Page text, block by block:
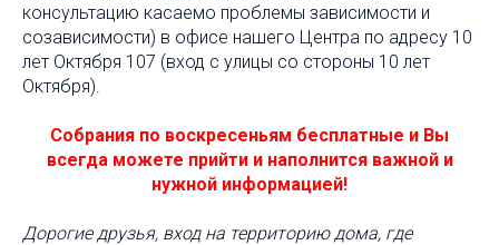
консультацию касаемо проблемы зависимости и
созависимости) в офисе нашего Центра по адресу 10
лет Октября 107 (вход с улицы со стороны 10 лет
Октября).
Собрания по воскресеньям бесплатные и Вы
всегда можете прийти и наполнится важной и
нужной информацией!
Дорогие друзья, вход на территорию дома, где